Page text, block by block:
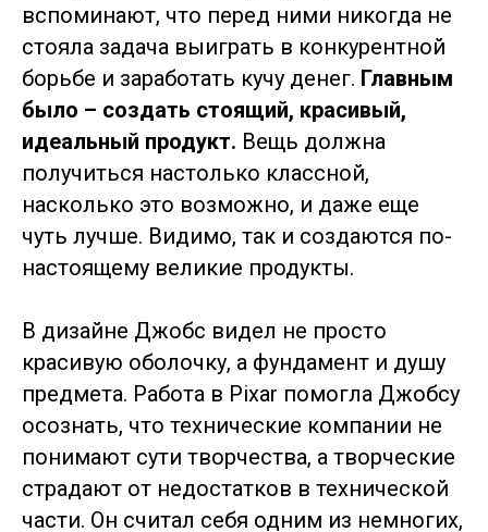
вспоминают, что перед ними никогда не
стояла задача выиграть в конкурентной
борьбе и заработать кучу денег. Главным
было – создать стоящий, красивый,
идеальный продукт. Вещь должна
получиться настолько классной,
насколько это возможно, и даже еще
чуть лучше. Видимо, так и создаются по-
настоящему великие продукты.
В дизайне Джобс видел не просто
красивую оболочку, а фундамент и душу
предмета. Работа в Pixar помогла Джобсу
осознать, что технические компании не
понимают сути творчества, а творческие
страдают от недостатков в технической
части. Он считал себя одним из немногих,